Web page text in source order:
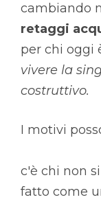
cambiando
retaggi
per chi oggi
vivere la
costruttivo.
I motivi
c'è chi non
fatto come